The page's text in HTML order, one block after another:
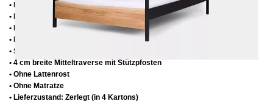
• Handmade
• Holz: Eiche lackiert
• Metall: Pulverbeschichtet
• Fußstopfen aus Kunststoff
• Seitenablagen für Lattenrost 2,8 cm
• 4 cm breite Mitteltraverse mit Stützpfosten
• Ohne Lattenrost
• Ohne Matratze
• Lieferzustand: Zerlegt (in 4 Kartons)